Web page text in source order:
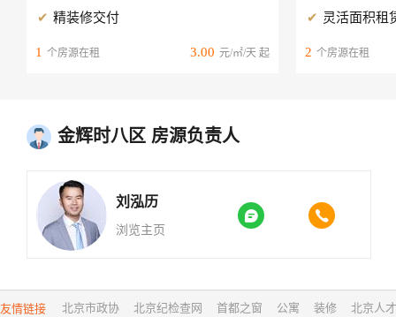
精装修交付
1 个房源在租 3.00 元/㎡/天 起
灵活面积租
2 个房源在租
金辉时八区 房源负责人
刘泓历
浏览主页
 
友情链接 北京市政协 北京纪检查网 首都之窗 公寓 装修 北京人